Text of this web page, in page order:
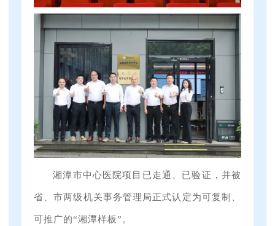
湘潭市中心医院项目已走通、已验证，并被
省、市两级机关事务管理局正式认定为可复制、
可推广的“湘潭样板”。